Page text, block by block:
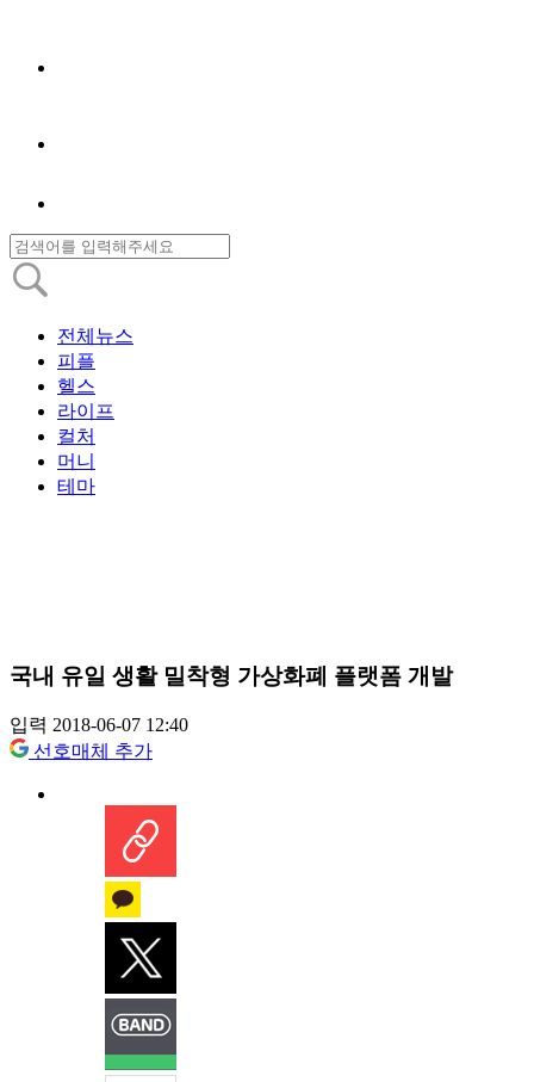
전체뉴스
피플
헬스
라이프
컬처
머니
테마
국내 유일 생활 밀착형 가상화폐 플랫폼 개발
입력 2018-06-07 12:40
선호매체 추가